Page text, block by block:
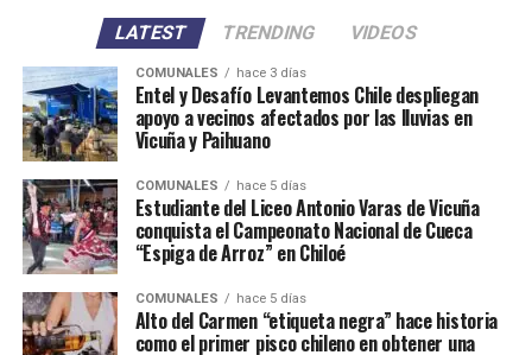
LATEST TRENDING VIDEOS
COMUNALES hace 3 días
Entel y Desafío Levantemos Chile despliegan
apoyo a vecinos afectados por las lluvias en
Vicuña y Paihuano
COMUNALES hace 5 días
Estudiante del Liceo Antonio Varas de Vicuña
conquista el Campeonato Nacional de Cueca
“Espiga de Arroz” en Chiloé
COMUNALES hace 5 días
Alto del Carmen “etiqueta negra” hace historia
como el primer pisco chileno en obtener una